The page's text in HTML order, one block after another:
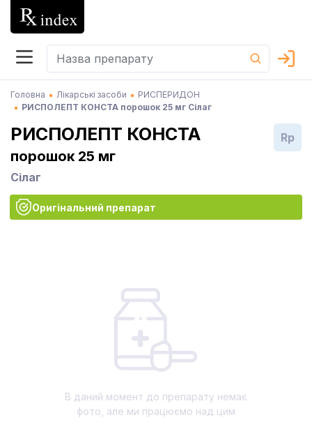
Головна Лікарські засоби
РИСПЕРИДОН
РИСПОЛЕПТ КОНСТА порошок 25 мг Сілаг
РИСПОЛЕПТ КОНСТА
порошок 25 мг
Сілаг
Rp
Оригінальний препарат
В даний момент до препарату немає
фото, але ми працюємо над цим